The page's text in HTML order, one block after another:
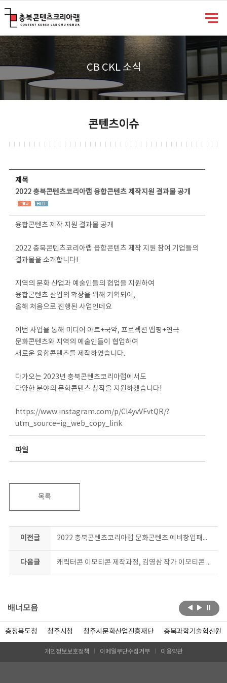
CB CKL 소식
콘텐츠이슈
제목
2022 충북콘텐츠코리아랩 융합콘텐츠 제작지원 결과물 공개
융합콘텐츠 제작 지원 결과물 공개
2022 충북콘텐츠코리아랩 융합콘텐츠 제작 지원 참여 기업들의
결과물을 소개합니다!
지역의 문화 산업과 예술인들의 협업을 지원하여
융합콘텐츠 산업의 확장을 위해 기획되어,
올해 처음으로 진행된 사업인데요
이번 사업을 통해 미디어 아트+국악, 프로젝션 맵핑+연극
문화콘텐츠와 지역의 예술인들이 협업하여
새로운 융합콘텐츠를 제작하였습니다.
다가오는 2023년 충북콘텐츠코리아랩에서도
다양한 분야의 문화콘텐츠 창작을 지원하겠습니다!
https://www.instagram.com/p/Cl4yvVFvtQR/?
utm_source=ig_web_copy_link
파일
목록
이전글 2022 충북콘텐츠코리아랩 문화콘텐츠 예비창업패키지 결과물 공개
다음글 캐릭터콘 이모티콘 제작과정, 김영삼 작가 이모티콘 출시!
배너모음
충청북도청 청주시청 청주시문화산업진흥재단 충북과학기술혁신원
개인정보보호정책 이메일무단수집거부 이용약관